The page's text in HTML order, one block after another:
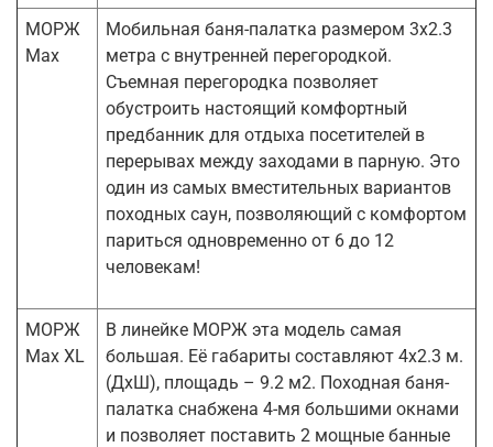
МОРЖ
Max
Мобильная баня-палатка размером 3х2.3
метра с внутренней перегородкой.
Съемная перегородка позволяет
обустроить настоящий комфортный
предбанник для отдыха посетителей в
перерывах между заходами в парную. Это
один из самых вместительных вариантов
походных саун, позволяющий с комфортом
париться одновременно от 6 до 12
человекам!
МОРЖ
Max XL
В линейке МОРЖ эта модель самая
большая. Её габариты составляют 4х2.3 м.
(ДхШ), площадь – 9.2 м2. Походная баня-
палатка снабжена 4-мя большими окнами
и позволяет поставить 2 мощные банные